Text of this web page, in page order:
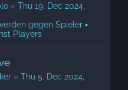
« Thu 19. Dec 2024,
gegen Spieler ▪
Players
« Thu 5. Dec 2024,